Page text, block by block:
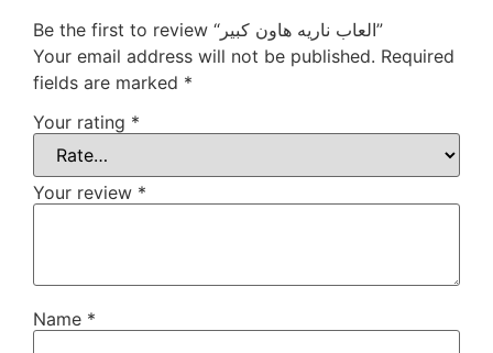
Be the first to review “العاب ناريه هاون كبير”
Your email address will not be published. Required
fields are marked *
Your rating *
Your review *
Name *